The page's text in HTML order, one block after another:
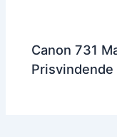
Canon 731
Prisvindende